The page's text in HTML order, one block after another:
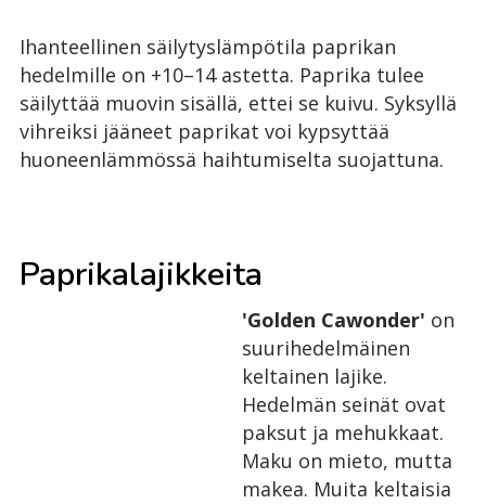
Ihanteellinen säilytyslämpötila paprikan
hedelmille on +10–14 astetta. Paprika tulee
säilyttää muovin sisällä, ettei se kuivu. Syksyllä
vihreiksi jääneet paprikat voi kypsyttää
huoneenlämmössä haihtumiselta suojattuna.
Paprikalajikkeita
'Golden Cawonder' on
suurihedelmäinen
keltainen lajike.
Hedelmän seinät ovat
paksut ja mehukkaat.
Maku on mieto, mutta
makea. Muita keltaisia